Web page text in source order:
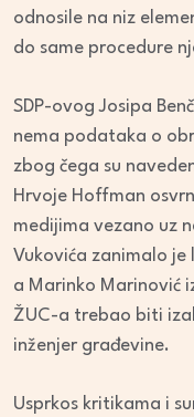
odnosile na niz
do same procedure
SDP-ovog Josipa
nema podataka o
zbog čega su
Hrvoje Hoffman
medijima vezano uz
Vukovića zanimalo
a Marinko Marinović
ŽUC-a trebao biti
inženjer građevine.
Usprkos kritikama i